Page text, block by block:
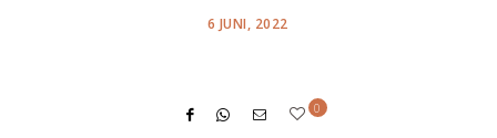
POSTED
6 JUNI, 2022
0